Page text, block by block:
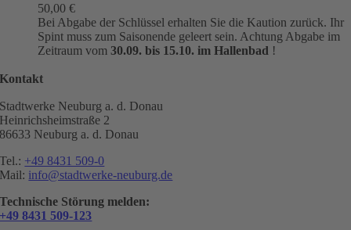
50,00 €
Bei Abgabe der Schlüssel erhalten Sie die Kaution zurück. Ihr
Spint muss zum Saisonende geleert sein. Achtung Abgabe im
Zeitraum vom 30.09. bis 15.10. im Hallenbad !
Kontakt
Stadtwerke Neuburg a. d. Donau
Heinrichsheimstraße 2
86633 Neuburg a. d. Donau
Tel.: +49 8431 509-0
Mail: info@stadtwerke-neuburg.de
Technische Störung melden:
+49 8431 509-123